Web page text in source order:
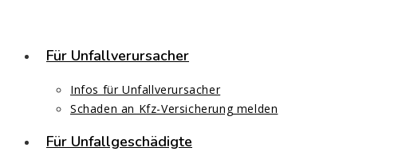
Für Unfallverursacher
Infos für Unfallverursacher
Schaden an Kfz-Versicherung melden
Für Unfallgeschädigte